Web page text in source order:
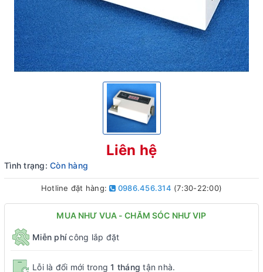
Liên hệ
Tình trạng: Còn hàng
Hotline đặt hàng: 0986.456.314 (7:30-22:00)
MUA NHƯ VUA - CHĂM SÓC NHƯ VIP
Miễn phícông lắp đặt
Lỗi là đổi mới trong1 tháng tận nhà.